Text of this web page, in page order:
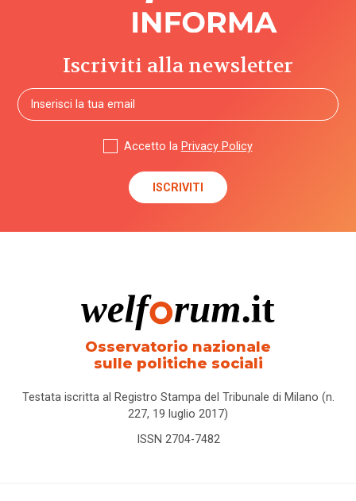
Iscriviti alla newsletter
Accetto la Privacy Policy
Osservatorio nazionale
sulle politiche sociali
Testata iscritta al Registro Stampa del Tribunale di Milano (n.
227, 19 luglio 2017)
ISSN 2704-7482